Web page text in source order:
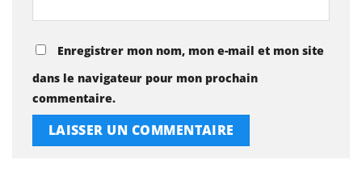
Enregistrer mon nom, mon e-mail et mon site
dans le navigateur pour mon prochain
commentaire.